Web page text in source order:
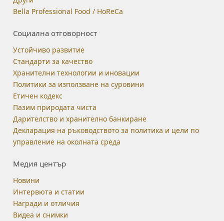
Bella Professional Food / HoReCa
Социална отговорност
Устойчиво развитие
Стандарти за качество
Хранителни технологии и иновации
Политики за използване на суровини
Етичен кодекс
Пазим природата чиста
Дарителство и хранително банкиране
Декларация на ръководството за политика и цели по
управление на околната среда
Медия център
Новини
Интервюта и статии
Награди и отличия
Видеа и снимки